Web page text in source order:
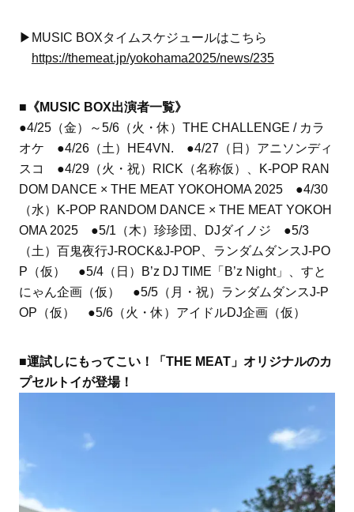
▶︎MUSIC BOXタイムスケジュールはこちら
https://themeat.jp/yokohama2025/news/235
■《MUSIC BOX出演者一覧》
●4/25（金）～5/6（火・休）THE CHALLENGE / カラ
オケ ●4/26（土）HE4VN. ●4/27（日）アニソンディ
スコ ●4/29（火・祝）RICK（名称仮）、K-POP RAN
DOM DANCE × THE MEAT YOKOHOMA 2025 ●4/30
（水）K-POP RANDOM DANCE × THE MEAT YOKOH
OMA 2025 ●5/1（木）珍珍団、DJダイノジ ●5/3
（土）百鬼夜行J-ROCK&J-POP、ランダムダンスJ-PO
P（仮） ●5/4（日）B’z DJ TIME「B’z Night」、すと
にゃん企画（仮） ●5/5（月・祝）ランダムダンスJ-P
OP（仮） ●5/6（火・休）アイドルDJ企画（仮）
■運試しにもってこい！「THE MEAT」オリジナルのカ
プセルトイが登場！